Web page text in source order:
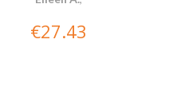
€27.43